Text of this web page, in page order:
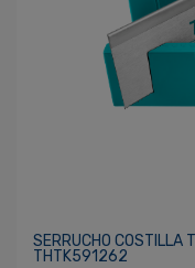
SERRUCHO COSTILLA
THTK591262